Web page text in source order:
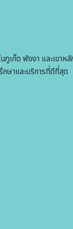
เก็ต พังงา และเขาหลั
ษาและบริการที่ดีที่สุด